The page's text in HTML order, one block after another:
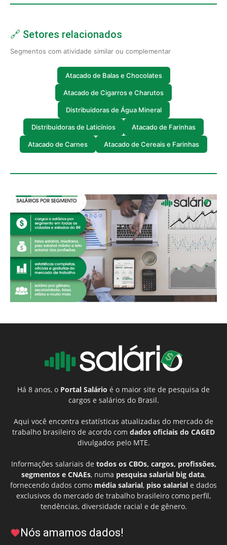
🔗 Setores relacionados
Segmentos com atividade similar ou complementar
Atacado de Balas e Chocolates
Atacado de Cigarros e Charutos
Distribuidoras de Água Mineral
Distribuidoras de Laticínios Atacado de Farinhas
Atacado de Carnes Atacado de Cereais e Farinhas
Há 8 anos, o Portal Salário é o maior site de pesquisa de
cargos e salários do Brasil.
Aqui você encontra estatísticas atualizadas do mercado de
trabalho brasileiro de acordo com dados oficiais do CAGED
divulgados pelo MTE.
Informações salariais de todos os CBOs, cargos, profissões,
segmentos e CNAEs, numa pesquisa salarial big data,
fornecendo dados como média salarial, piso salarial e dados
exclusivos do mercado de trabalho brasileiro como perfil,
tendências, diversidade racial e de gênero.
Nós amamos dados!